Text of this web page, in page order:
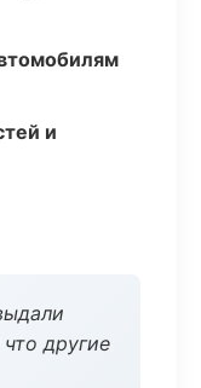
и
другие